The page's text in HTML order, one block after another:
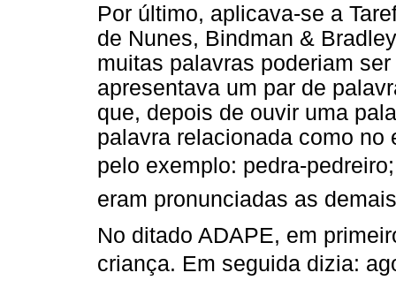
Por último, aplicava-se a
de Nunes, Bindman &
muitas palavras poderiam
apresentava um par de
que, depois de ouvir uma
palavra relacionada como no
pelo exemplo: pedra-
eram pronunciadas as
No ditado ADAPE, em
criança. Em seguida dizia: